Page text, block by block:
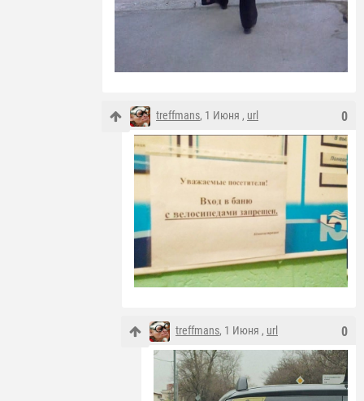
0
treffmans, 1 Июня , url
0
treffmans, 1 Июня , url